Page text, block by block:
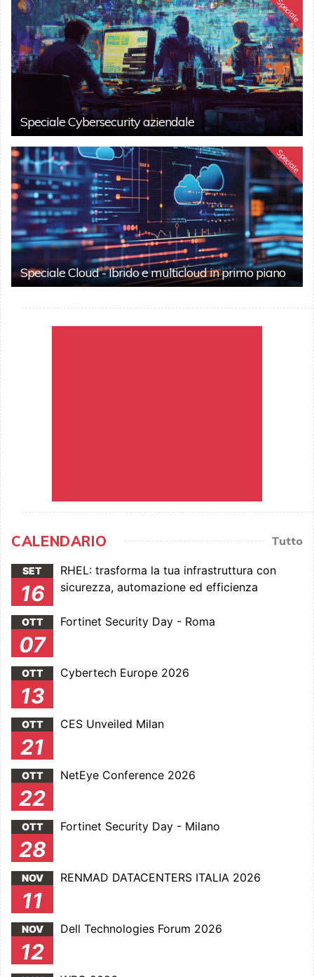
Speciale
Speciale Cybersecurity aziendale
Speciale
Speciale Cloud - Ibrido e multicloud in primo piano
CALENDARIO Tutto
SET
16
RHEL: trasforma la tua infrastruttura con
sicurezza, automazione ed efficienza
OTT
07
Fortinet Security Day - Roma
OTT
13
Cybertech Europe 2026
OTT
21
CES Unveiled Milan
OTT
22
NetEye Conference 2026
OTT
28
Fortinet Security Day - Milano
NOV
11
RENMAD DATACENTERS ITALIA 2026
NOV
12
Dell Technologies Forum 2026